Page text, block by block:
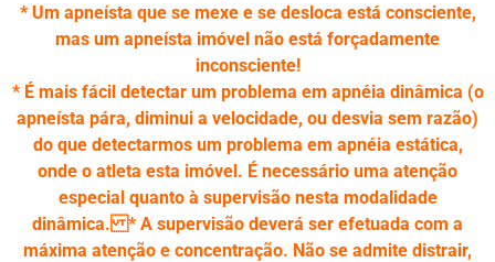
* Um apneísta que se mexe e se desloca está consciente,
mas um apneísta imóvel não está forçadamente
inconsciente!
* É mais fácil detectar um problema em apnéia dinâmica (o
apneísta pára, diminui a velocidade, ou desvia sem razão)
do que detectarmos um problema em apnéia estática,
onde o atleta esta imóvel. É necessário uma atenção
especial quanto à supervisão nesta modalidade
dinâmica. * A supervisão deverá ser efetuada com a
máxima atenção e concentração. Não se admite distrair,